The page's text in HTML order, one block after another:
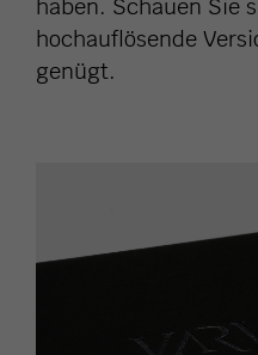
haben. Schauen Sie
hochauflösende
genügt.